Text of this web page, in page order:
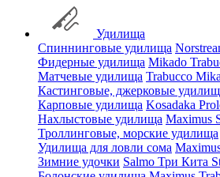
Удилища
Спиннинговые удилища
Фидерные удилища Mikado
Матчевые удилища Trabucco
Кастинговые, джерковые
Карповые удилища Kosadaka
Нахлыстовые удилища Maximus
Троллинговые, морские удилища
Удилища для ловли сома
Зимние удочки Salmo Три Кита